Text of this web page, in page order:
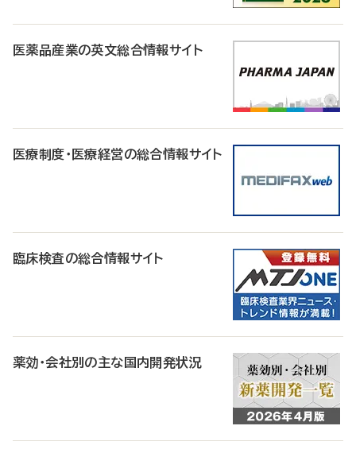
医薬品産業の英文総合情報サイト
医療制度・医療経営の総合情報サイト
臨床検査の総合情報サイト
薬効・会社別の主な国内開発状況